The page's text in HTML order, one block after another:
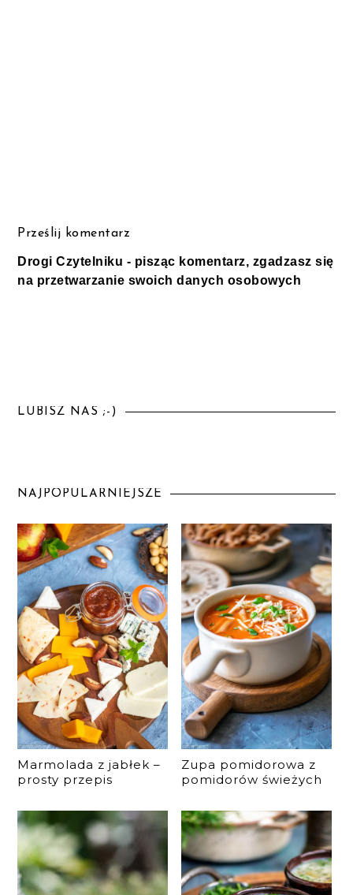
Prześlij komentarz
Drogi Czytelniku - pisząc komentarz, zgadzasz się
na przetwarzanie swoich danych osobowych
LUBISZ NAS ;-)
NAJPOPULARNIEJSZE
Marmolada z jabłek –
prosty przepis
Zupa pomidorowa z
pomidorów świeżych